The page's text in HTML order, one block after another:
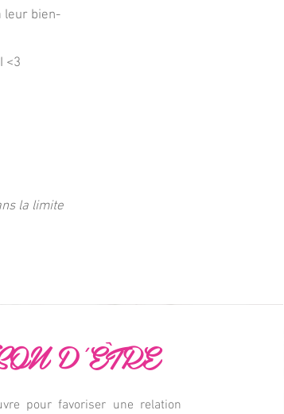
leur bien-
<3
la limite
D'ÊTRE
pour favoriser une relation